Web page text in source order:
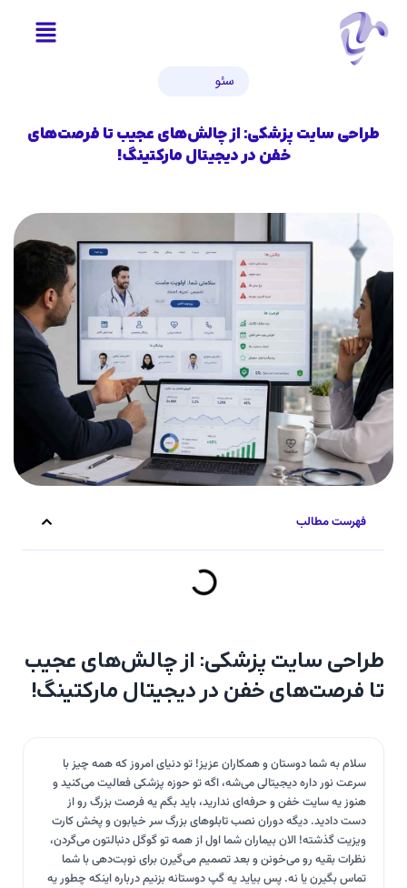
سئو
طراحی سایت پزشکی: از چالش‌های عجیب تا فرصت‌های
خفن در دیجیتال مارکتینگ!
طراحی سایت پزشکی: از چالش‌های عجیب
تا فرصت‌های خفن در دیجیتال مارکتینگ!
سلام به شما دوستان و همکاران عزیز! تو دنیای امروز که همه چیز با
سرعت نور داره دیجیتالی می‌شه، اگه تو حوزه پزشکی فعالیت می‌کنید و
هنوز یه سایت خفن و حرفه‌ای ندارید، باید بگم یه فرصت بزرگ رو از
دست دادید. دیگه دوران نصب تابلوهای بزرگ سر خیابون و پخش کارت
ویزیت گذشته! الان بیماران شما اول از همه تو گوگل دنبالتون می‌گردن،
نظرات بقیه رو می‌خونن و بعد تصمیم می‌گیرن برای نوبت‌دهی با شما
تماس بگیرن یا نه. پس بیاید یه گپ دوستانه بزنیم درباره اینکه چطور یه
فهرست مطالب